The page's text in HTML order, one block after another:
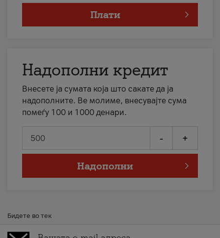
Плати
Надополни кредит
Внесете ја сумата која што сакате да ја
надополните. Ве молиме, внесувајте сума
помеѓу 100 и 1000 денари.
- +
Надополни
Бидете во тек